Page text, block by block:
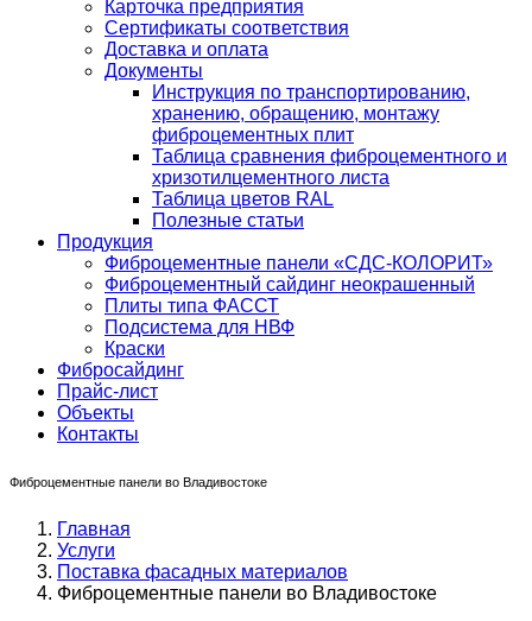
Карточка предприятия
Сертификаты соответствия
Доставка и оплата
Документы
Инструкция по транспортированию,
хранению, обращению, монтажу
фиброцементных плит
Таблица сравнения фиброцементного и
хризотилцементного листа
Таблица цветов RAL
Полезные статьи
Продукция
Фиброцементные панели «СДС-КОЛОРИТ»
Фиброцементный сайдинг неокрашенный
Плиты типа ФАССТ
Подсистема для НВФ
Краски
Фибросайдинг
Прайс-лист
Объекты
Контакты
Фиброцементные панели во Владивостоке
Главная
Услуги
Поставка фасадных материалов
Фиброцементные панели во Владивостоке